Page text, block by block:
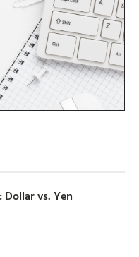
Dollar vs. Yen